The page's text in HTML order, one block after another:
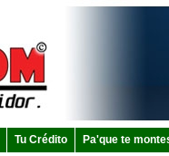
Tu Crédito Pa'que te